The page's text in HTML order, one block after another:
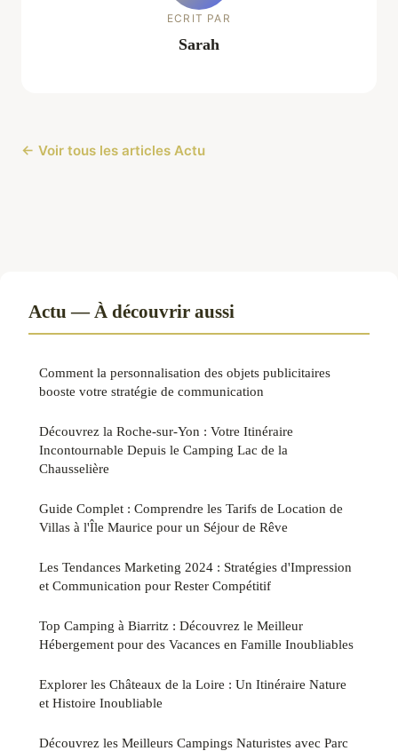
ECRIT PAR
Sarah
← Voir tous les articles Actu
Actu — À découvrir aussi
Comment la personnalisation des objets publicitaires
booste votre stratégie de communication
Découvrez la Roche-sur-Yon : Votre Itinéraire
Incontournable Depuis le Camping Lac de la
Chausselière
Guide Complet : Comprendre les Tarifs de Location de
Villas à l'Île Maurice pour un Séjour de Rêve
Les Tendances Marketing 2024 : Stratégies d'Impression
et Communication pour Rester Compétitif
Top Camping à Biarritz : Découvrez le Meilleur
Hébergement pour des Vacances en Famille Inoubliables
Explorer les Châteaux de la Loire : Un Itinéraire Nature
et Histoire Inoubliable
Découvrez les Meilleurs Campings Naturistes avec Parc